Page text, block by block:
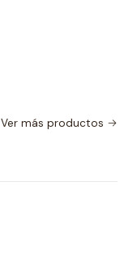
Ver más productos